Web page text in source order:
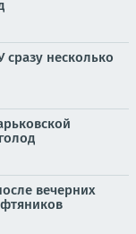
сразу несколько
вечерних